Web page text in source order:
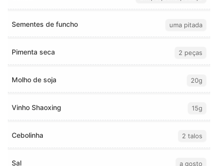
Sementes de funcho uma pitada
Pimenta seca 2 peças
Molho de soja 20g
Vinho Shaoxing 15g
Cebolinha 2 talos
Sal a gosto